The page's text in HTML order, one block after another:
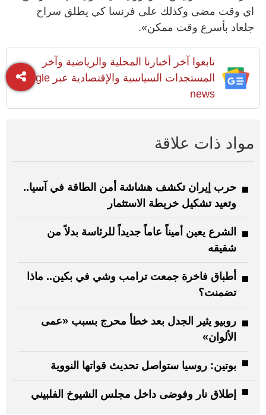
اي وقت مضى وكذلك على فرنسا كي يطلق سراح
جلعاد بأسرع وقت ممكن».
تابعوا آخر أخبارنا المحلية والرياضية وآخر
المستجدات السياسية والإقتصادية عبر Google
news
مواد ذات علاقة
حرب إيران تكشف هشاشة أمن الطاقة في آسيا..
وتعيد تشكيل خريطة الاستثمار
الشرع يعين أميناً عاماً جديداً للرئاسة بدلاً من
شقيقه
أطباق فاخرة جمعت ترامب وشي في بكين.. ماذا
تضمنت؟
روبيو يثير الجدل بعد خطأ محرج بسبب «عمى
الألوان»
بوتين: روسيا ستواصل تحديث قواتها النووية
إطلاق نار وفوضى داخل مجلس الشيوخ الفلبيني